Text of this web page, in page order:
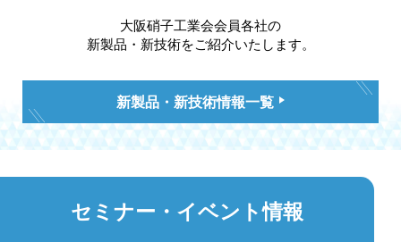
大阪硝子工業会会員各社の
新製品・新技術をご紹介いたします。
新製品・新技術情報一覧
セミナー・ イベント情報